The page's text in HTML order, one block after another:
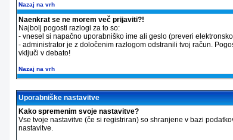
Nazaj na vrh
Naenkrat se ne morem več prijaviti?!
Najbolj pogosti razlogi za to so:
- vnesel si napačno uporabniško ime ali geslo (preveri
- administrator je z določenim razlogom odstranili tvoj račun.
vključi v debato!
Nazaj na vrh
Uporabniške nastavitve
Kako spremenim svoje nastavitve?
Vse tvoje nastavitve (če si registriran) so shranjene v bazi
nastavitve.